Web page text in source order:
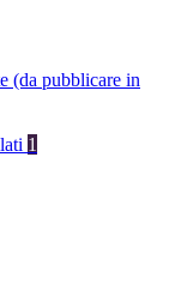
(da pubblicare in
1